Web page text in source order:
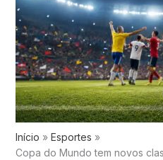
Início
Esportes
Copa do Mundo tem novos